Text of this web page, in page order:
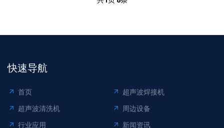
快速导航
首页 超声波焊接机
超声波清洗机 周边设备
行业应用 新闻资讯